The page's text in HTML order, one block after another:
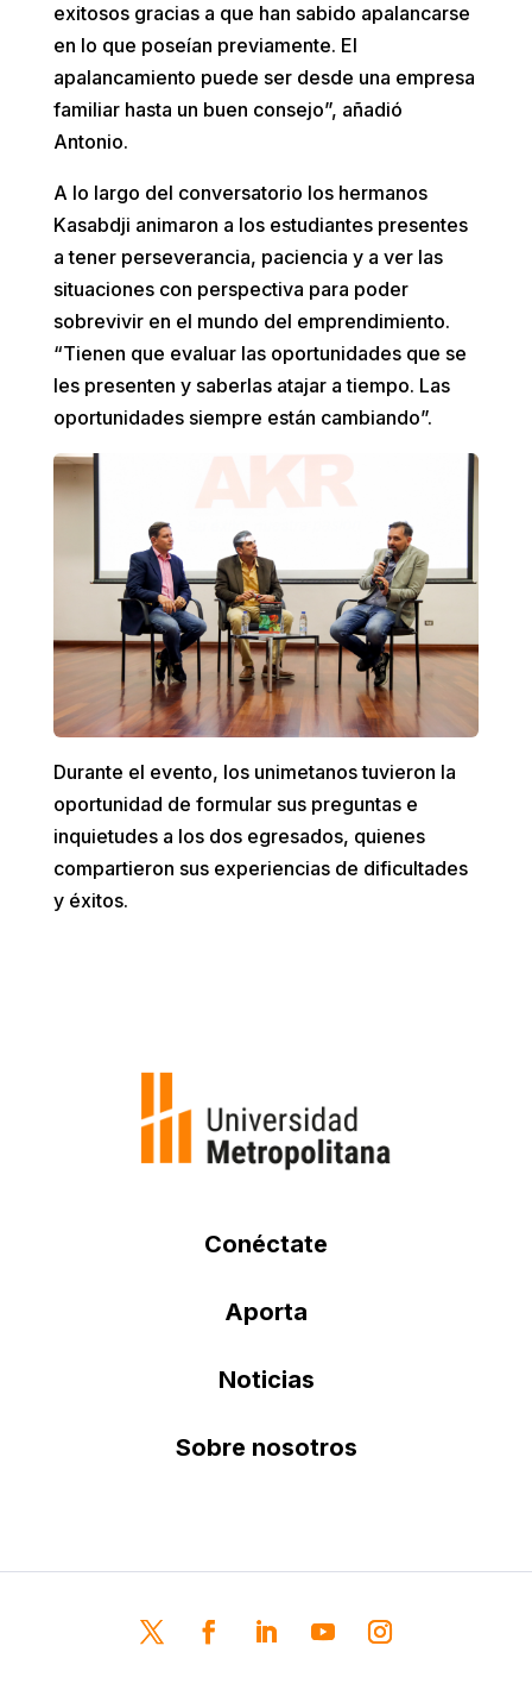
exitosos gracias a que han sabido apalancarse
en lo que poseían previamente. El
apalancamiento puede ser desde una empresa
familiar hasta un buen consejo”, añadió
Antonio.
A lo largo del conversatorio los hermanos
Kasabdji animaron a los estudiantes presentes
a tener perseverancia, paciencia y a ver las
situaciones con perspectiva para poder
sobrevivir en el mundo del emprendimiento.
“Tienen que evaluar las oportunidades que se
les presenten y saberlas atajar a tiempo. Las
oportunidades siempre están cambiando”.
Durante el evento, los unimetanos tuvieron la
oportunidad de formular sus preguntas e
inquietudes a los dos egresados, quienes
compartieron sus experiencias de dificultades
y éxitos.
Conéctate
Aporta
Noticias
Sobre nosotros